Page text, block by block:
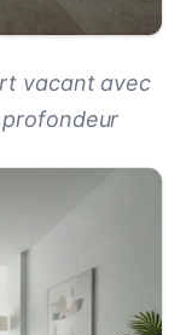
vacant avec